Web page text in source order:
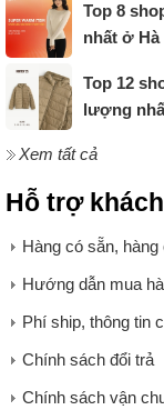
Top 8
nhất ở Hà
Top 12
lượng
Xem tất cả
Hỗ trợ
Hàng có sẵn, hàng
Hướng dẫn mua
Phí ship, thông tin
Chính sách đổi trả
Chính sách vận